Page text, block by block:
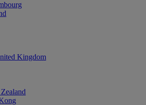
Kingdom